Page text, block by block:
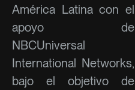
América Latina con el
apoyo de
NBCUniversal
International Networks,
bajo el objetivo de